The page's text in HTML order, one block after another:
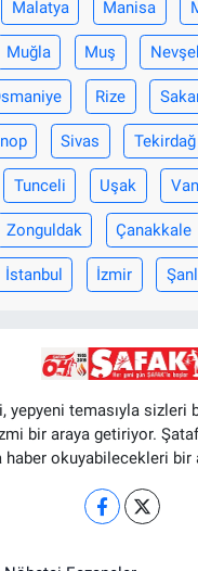
Malatya Manisa
Muğla Muş
Rize
Sivas Tekirdağ
Tunceli Uşak Van
Zonguldak Çanakkale
İstanbul İzmir
yepyeni temasıyla sizleri
bir araya getiriyor.
haber okuyabilecekleri bir